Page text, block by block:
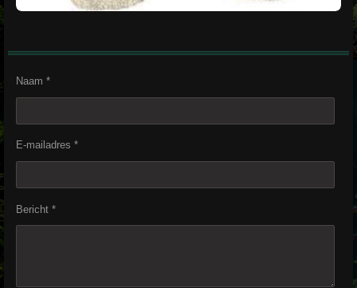
Naam *
E-mailadres *
Bericht *